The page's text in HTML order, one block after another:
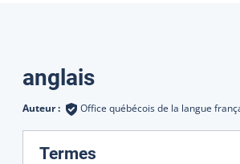
Traductions
anglais
Auteur : Office québécois de la langue
Termes